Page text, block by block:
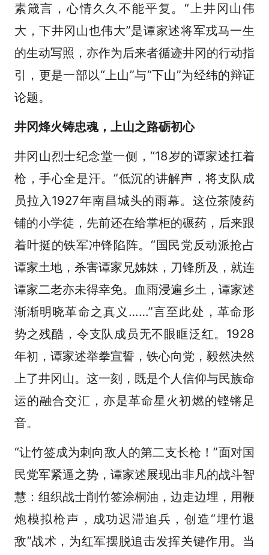
素箴言，心情久久不能平复。“上井冈山伟
大，下井冈山也伟大”是谭家述将军戎马一生
的生动写照，亦作为后来者循迹井冈的行动指
引，更是一部以“上山”与“下山”为经纬的辩证
论题。
井冈烽火铸忠魂，上山之路砺初心
井冈山烈士纪念堂一侧，“18岁的谭家述扛着
枪，手心全是汗。”低沉的讲解声，将支队成
员拉入1927年南昌城头的雨幕。这位茶陵药
铺的小学徒，先前还在给掌柜的碾药，后来跟
着叶挺的铁军冲锋陷阵。“国民党反动派抢占
谭家土地，杀害谭家兄姊妹，刀锋所及，就连
谭家二老亦未得幸免。血雨浸遍乡土，谭家述
渐渐明晓革命之真义……”言至此处，革命形
势之残酷，令支队成员无不眼眶泛红。1928
年初，谭家述举拳宣誓，铁心向党，毅然决然
上了井冈山。这一刻，既是个人信仰与民族命
运的融合交汇，亦是革命星火初燃的铿锵足
音。
“让竹签成为刺向敌人的第二支长枪！”面对国
民党军紧逼之势，谭家述展现出非凡的战斗智
慧：组织战士削竹签涂桐油，边走边埋，用鞭
炮模拟枪声，成功迟滞追兵，创造“埋竹退
敌”战术，为红军摆脱追击发挥关键作用。当